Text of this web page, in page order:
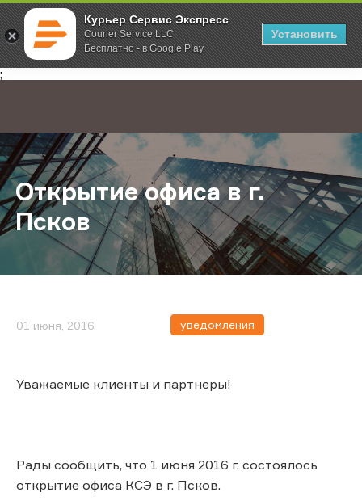
Курьер Сервис Экспресс
Courier Service LLC
Бесплатно - в Google Play
Установить
;
Главная О компании Новости Открытие офиса в г. Псков
Открытие офиса в г.
Псков
01 июня, 2016 уведомления
Уважаемые клиенты и партнеры!
Рады сообщить, что 1 июня 2016 г. состоялось
открытие офиса КСЭ в г. Псков.